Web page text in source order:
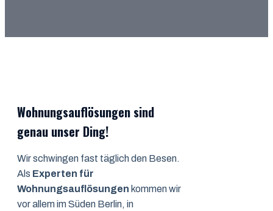
Wohnungsauflösungen sind
genau unser Ding!
Wir schwingen fast täglich den Besen.
Als Experten für
Wohnungsauflösungen kommen wir
vor allem im Süden Berlin, in